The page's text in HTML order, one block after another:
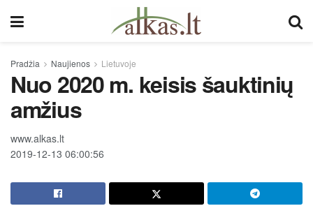
Pradžia Naujienos Lietuvoje
Nuo 2020 m. keisis šauktinių
amžius
www.alkas.lt
2019-12-13 06:00:56